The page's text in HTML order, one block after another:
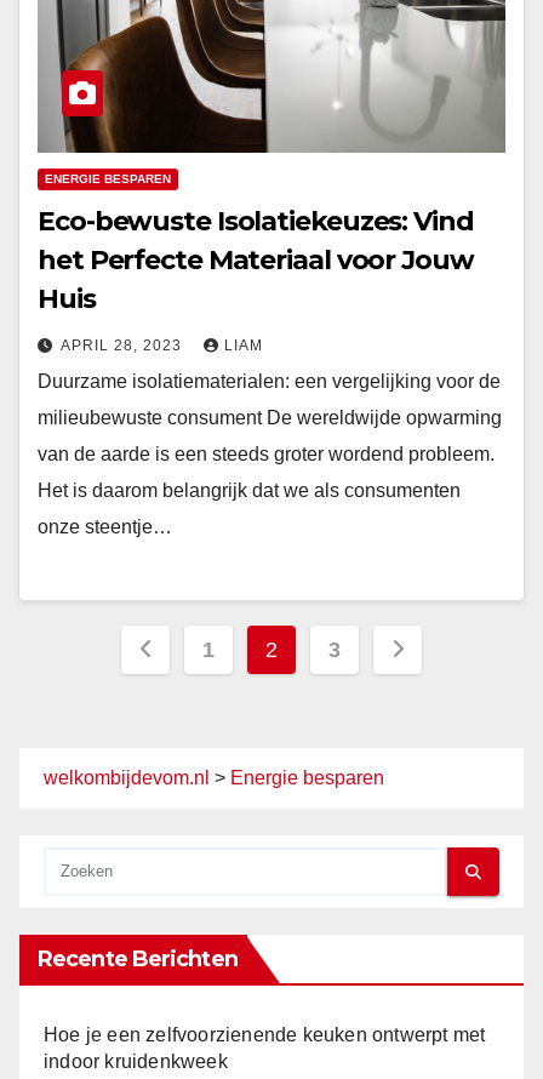
ENERGIE BESPAREN
Eco-bewuste Isolatiekeuzes: Vind
het Perfecte Materiaal voor Jouw
Huis
APRIL 28, 2023 LIAM
Duurzame isolatiematerialen: een vergelijking voor de
milieubewuste consument De wereldwijde opwarming
van de aarde is een steeds groter wordend probleem.
Het is daarom belangrijk dat we als consumenten
onze steentje…
Berichten
1 2 3
welkombijdevom.nl > Energie besparen
Recente Berichten
Hoe je een zelfvoorzienende keuken ontwerpt met
indoor kruidenkweek